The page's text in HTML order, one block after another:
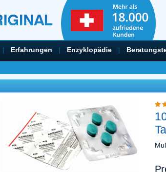
| Erfahrungen | Enzyklopädie |